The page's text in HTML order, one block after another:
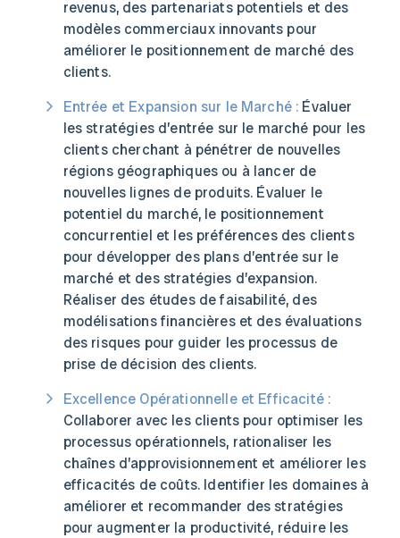
revenus, des partenariats potentiels et des
modèles commerciaux innovants pour
améliorer le positionnement de marché des
clients.
Entrée et Expansion sur le Marché : Évaluer
les stratégies d’entrée sur le marché pour les
clients cherchant à pénétrer de nouvelles
régions géographiques ou à lancer de
nouvelles lignes de produits. Évaluer le
potentiel du marché, le positionnement
concurrentiel et les préférences des clients
pour développer des plans d’entrée sur le
marché et des stratégies d’expansion.
Réaliser des études de faisabilité, des
modélisations financières et des évaluations
des risques pour guider les processus de
prise de décision des clients.
Excellence Opérationnelle et Efficacité :
Collaborer avec les clients pour optimiser les
processus opérationnels, rationaliser les
chaînes d’approvisionnement et améliorer les
efficacités de coûts. Identifier les domaines à
améliorer et recommander des stratégies
pour augmenter la productivité, réduire les